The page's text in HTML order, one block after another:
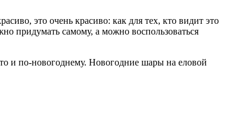
это очень красиво: как для тех, кто видит это
придумать самому, а можно воспользоваться
и по-новогоднему. Новогодние шары на еловой